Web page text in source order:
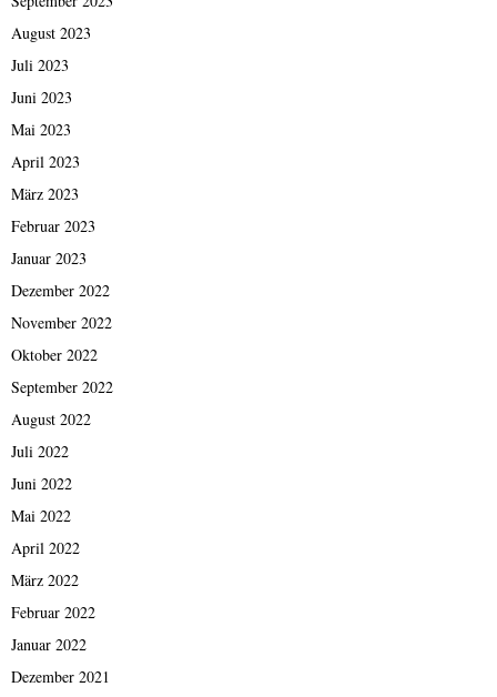
August 2023
Juli 2023
Juni 2023
Mai 2023
April 2023
März 2023
Februar 2023
Januar 2023
Dezember 2022
November 2022
Oktober 2022
September 2022
August 2022
Juli 2022
Juni 2022
Mai 2022
April 2022
März 2022
Februar 2022
Januar 2022
Dezember 2021